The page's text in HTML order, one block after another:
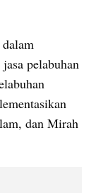
pelabuhan
dan Mirah